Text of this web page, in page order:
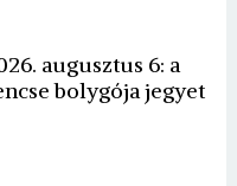
augusztus 6: a
bolygója jegyet